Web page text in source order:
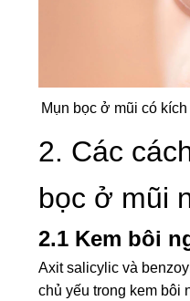
Mụn bọc ở mũi có
2. Các
bọc ở mũi
2.1 Kem bôi
Axit salicylic và
chủ yếu trong kem bôi